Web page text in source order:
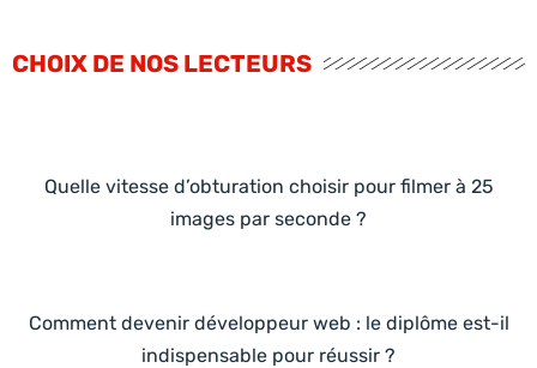
CHOIX DE NOS LECTEURS
Quelle vitesse d’obturation choisir pour filmer à 25
images par seconde ?
Comment devenir développeur web : le diplôme est-il
indispensable pour réussir ?